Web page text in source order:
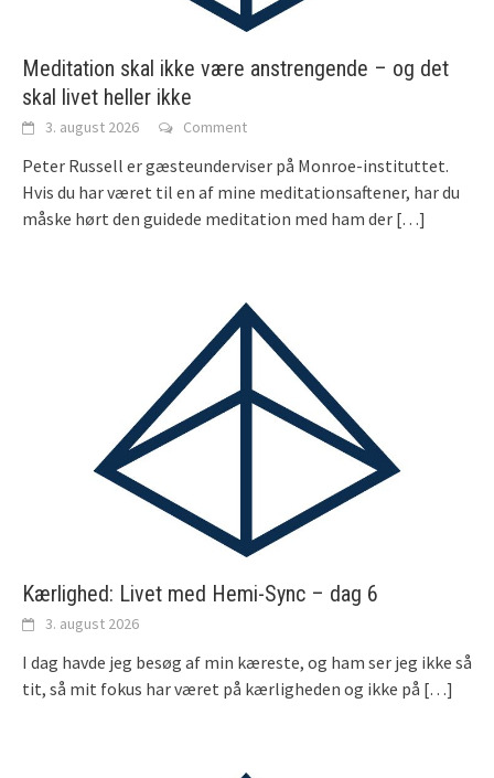
Meditation skal ikke være anstrengende – og det
skal livet heller ikke
3. august 2026 Comment
Peter Russell er gæsteunderviser på Monroe-instituttet.
Hvis du har været til en af mine meditationsaftener, har du
måske hørt den guidede meditation med ham der […]
Kærlighed: Livet med Hemi-Sync – dag 6
3. august 2026
I dag havde jeg besøg af min kæreste, og ham ser jeg ikke så
tit, så mit fokus har været på kærligheden og ikke på […]